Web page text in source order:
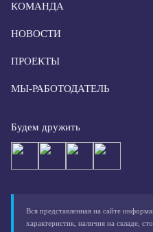
КОМАНДА
НОВОСТИ
ПРОЕКТЫ
МЫ-РАБОТОДАТЕЛЬ
Будем дружить
Вся представленная на сайте
характеристик, наличия на складе,